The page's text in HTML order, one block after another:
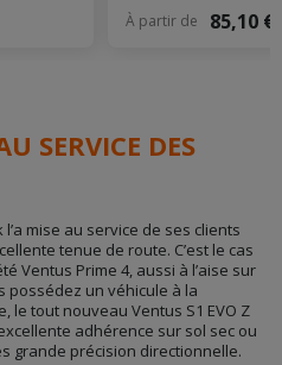
À partir de 85,10 €
SERVICE DES
mise au service de ses clients
tenue de route. C’est le cas
Ventus Prime 4, aussi à l’aise sur
possédez un véhicule à la
le tout nouveau Ventus S1 EVO Z
adhérence sur sol sec ou
grande précision directionnelle.